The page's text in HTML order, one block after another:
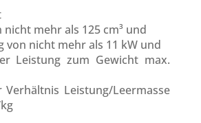
mehr als 125 cm³ und
von nicht mehr als 11 kW und
Leistung zum Gewicht max.
Leistung/Leermasse